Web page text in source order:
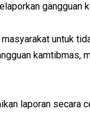
gangguan
untuk
kamtibmas,
laporan secara